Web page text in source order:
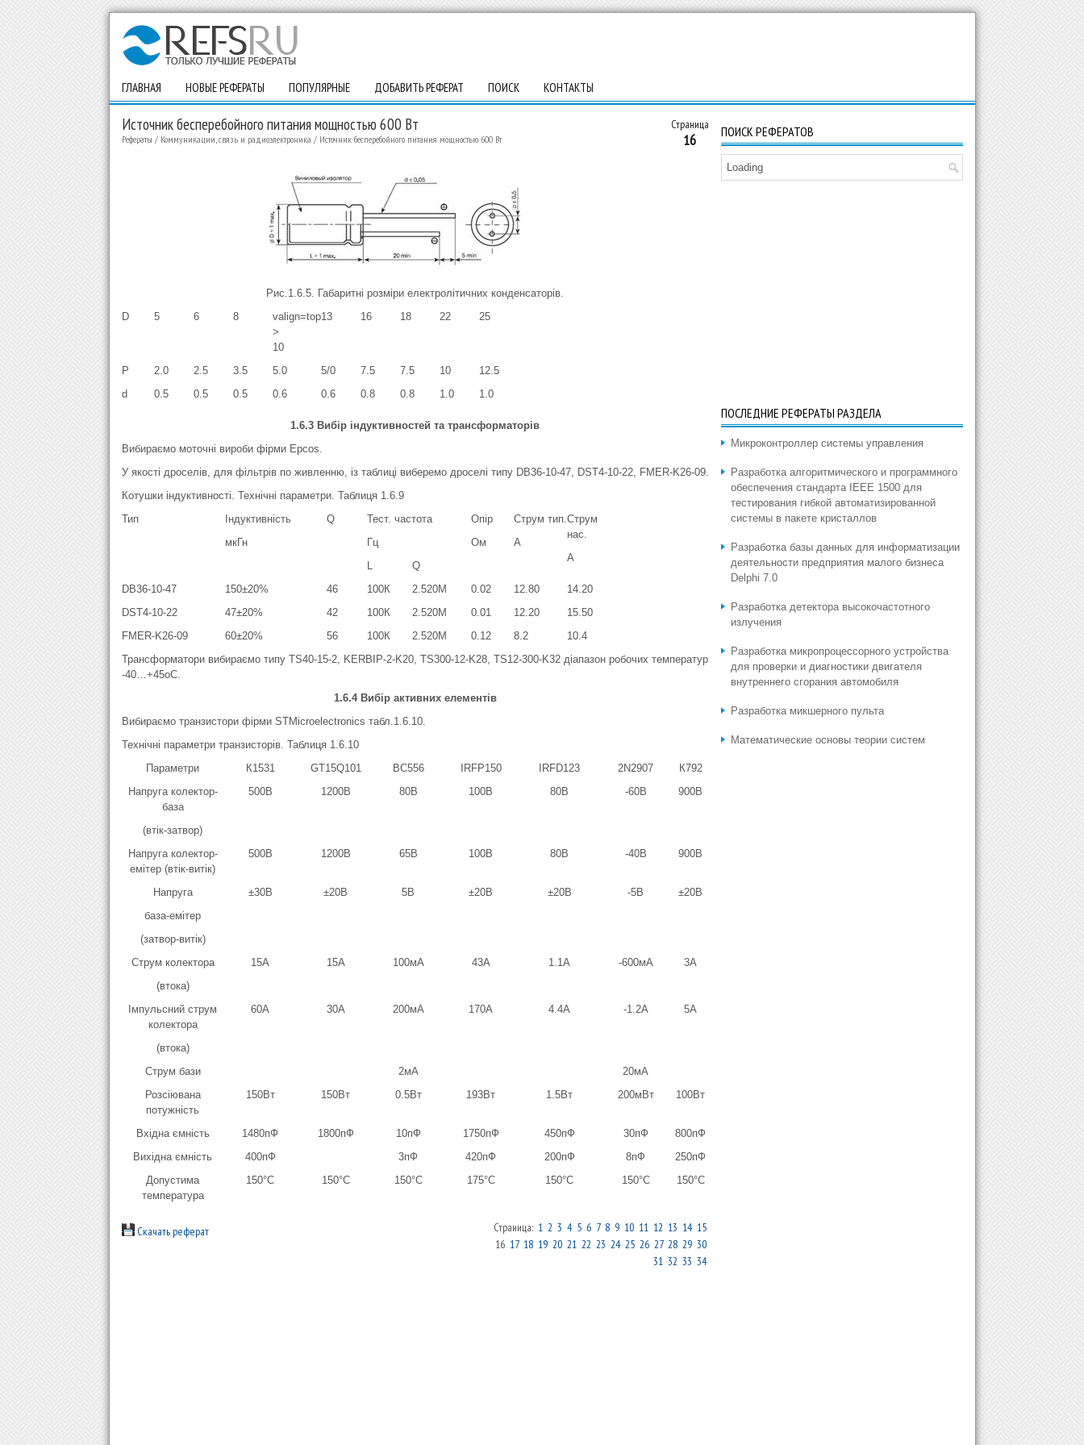
ГЛАВНАЯ НОВЫЕ РЕФЕРАТЫ ПОПУЛЯРНЫЕ ДОБАВИТЬ РЕФЕРАТ ПОИСК КОНТАКТЫ
Страница
16
Источник бесперебойного питания мощностью 600 Вт
Рефераты / Коммуникации, связь и радиоэлектроника / Источник бесперебойного питания мощностью 600 Вт
Рис.1.6.5. Габаритні розміри електролітичних конденсаторів.
D
5 6 8
valign=top
>
10
13 16 18 22 25
P 2.0 2.5 3.5 5.0 5/0 7.5 7.5 10
12.5
d
0.5 0.5 0.5 0.6 0.6 0.8 0.8 1.0 1.0
1.6.3 Вибір індуктивностей та трансформаторів
Вибираємо моточні вироби фірми Epcos.
У якості дроселів, для фільтрів по живленню, із таблиці виберемо дроселі типу DB36-10-47, DST4-10-22, FMER-K26-09.
Котушки індуктивності. Технічні параметри. Таблиця 1.6.9
Тип
Індуктивність
мкГн
Q
Тест. частота
Гц
Опір
Ом
Струм тип.
А
Струм
нас.
А
L
Q
DB36-10-47
150±20% 46 100К 2.520М 0.02 12.80
14.20
DST4-10-22
47±20% 42 100К 2.520М 0.01 12.20
15.50
FMER-K26-09
60±20% 56 100К 2.520М 0.12 8.2
10.4
Трансформатори вибираємо типу TS40-15-2, KERBIP-2-K20, TS300-12-K28, TS12-300-K32 діапазон робочих температур
-40…+45оС.
1.6.4 Вибір активних елементів
Вибираємо транзистори фірми STMicroelectronics табл.1.6.10.
Технічні параметри транзисторів. Таблиця 1.6.10
Параметри
К1531 GT15Q101 BC556 IRFP150 IRFD123 2N2907
К792
Напруга колектор-
база
(втік-затвор)
500B 1200В 80В 100В 80В -60В 900В
Напруга колектор-
емітер (втік-витік)
500B 1200В 65В 100В 80В -40В 900В
Напруга
база-емітер
(затвор-витік)
±30B ±20В 5В ±20B ±20B -5В ±20B
Струм колектора
(втока)
15A 15А 100мА 43A 1.1А -600мА 3A
Імпульсний струм
колектора
(втока)
60A 30А 200мА 170A 4.4А -1.2А 5A
Струм бази 2мА
20мА
Розсіювана
потужність
150Bт 150Вт 0.5Вт 193Вт 1.5Вт 200мВт 100Вт
Вхідна ємність 1480пФ 1800пФ 10пФ 1750пФ 450пФ 30пФ
800пФ
Вихідна ємність
400пФ 3пФ 420пФ 200пФ 8пФ
250пФ
Допустима
температура
150°C 150°С 150°С 175°С 150°С 150°С 150°С
Скачать реферат Страница: 1 2 3 4 5 6 7 8 9 10 11 12 13 14 15
16 17 18 19 20 21 22 23 24 25 26 27 28 29 30
31 32 33 34
ПОИСК РЕФЕРАТОВ
Loading
ПОСЛЕДНИЕ РЕФЕРАТЫ РАЗДЕЛА
Микроконтроллер системы управления
Разработка алгоритмического и программного
обеспечения стандарта IEEE 1500 для
тестирования гибкой автоматизированной
системы в пакете кристаллов
Разработка базы данных для информатизации
деятельности предприятия малого бизнеса
Delphi 7.0
Разработка детектора высокочастотного
излучения
Разработка микропроцессорного устройства
для проверки и диагностики двигателя
внутреннего сгорания автомобиля
Разработка микшерного пульта
Математические основы теории систем